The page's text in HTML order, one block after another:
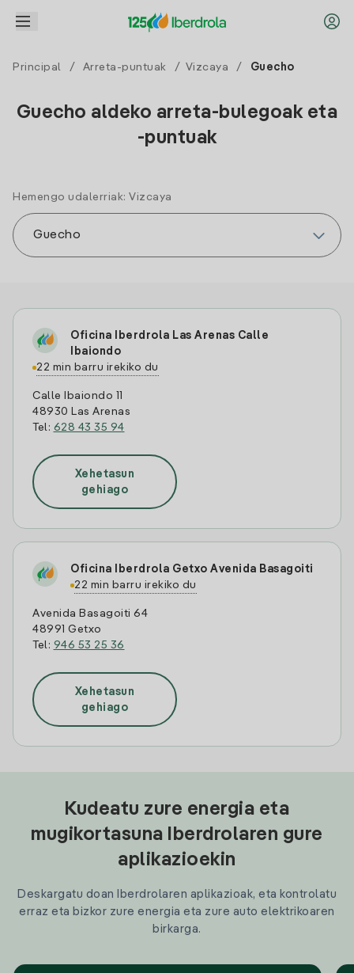
Principal / Arreta-puntuak / Vizcaya / Guecho
Guecho aldeko arreta-bulegoak eta
-puntuak
Hemengo udalerriak: Vizcaya
Oficina Iberdrola Las Arenas Calle
Ibaiondo
22 min barru irekiko du
Calle Ibaiondo 11
48930 Las Arenas
Tel: 628 43 35 94
Xehetasun
gehiago
Oficina Iberdrola Getxo Avenida Basagoiti
22 min barru irekiko du
Avenida Basagoiti 64
48991 Getxo
Tel: 946 53 25 36
Xehetasun
gehiago
Kudeatu zure energia eta
mugikortasuna Iberdrolaren gure
aplikazioekin
Deskargatu doan Iberdrolaren aplikazioak, eta kontrolatu
erraz eta bizkor zure energia eta zure auto elektrikoaren
birkarga.